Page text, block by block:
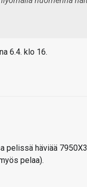
6.4. klo 16.
pelissä häviää
pelaa).